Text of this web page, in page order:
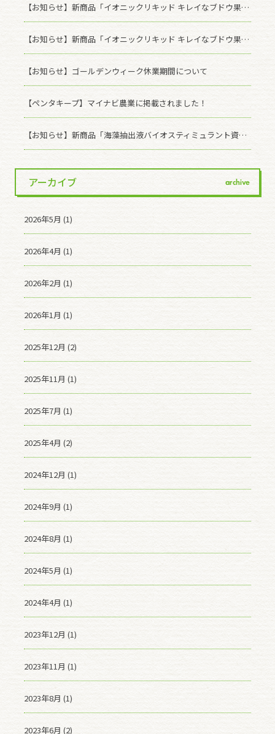
【お知らせ】新商品「イオニックリキッド キレイなブドウ果皮」発売のお知らせ
【お知らせ】新商品「イオニックリキッド キレイなブドウ果皮」のモニターサンプル配布を開始いたしました
【お知らせ】ゴールデンウィーク休業期間について
【ペンタキープ】マイナビ農業に掲載されました！
【お知らせ】新商品「海藻抽出液バイオスティミュラント資材 ASCOMAX」発売記念！ 有償モニター様を募集いたします(※受付終了しました)
アーカイブ archive
2026年5月 (1)
2026年4月 (1)
2026年2月 (1)
2026年1月 (1)
2025年12月 (2)
2025年11月 (1)
2025年7月 (1)
2025年4月 (2)
2024年12月 (1)
2024年9月 (1)
2024年8月 (1)
2024年5月 (1)
2024年4月 (1)
2023年12月 (1)
2023年11月 (1)
2023年8月 (1)
2023年6月 (2)